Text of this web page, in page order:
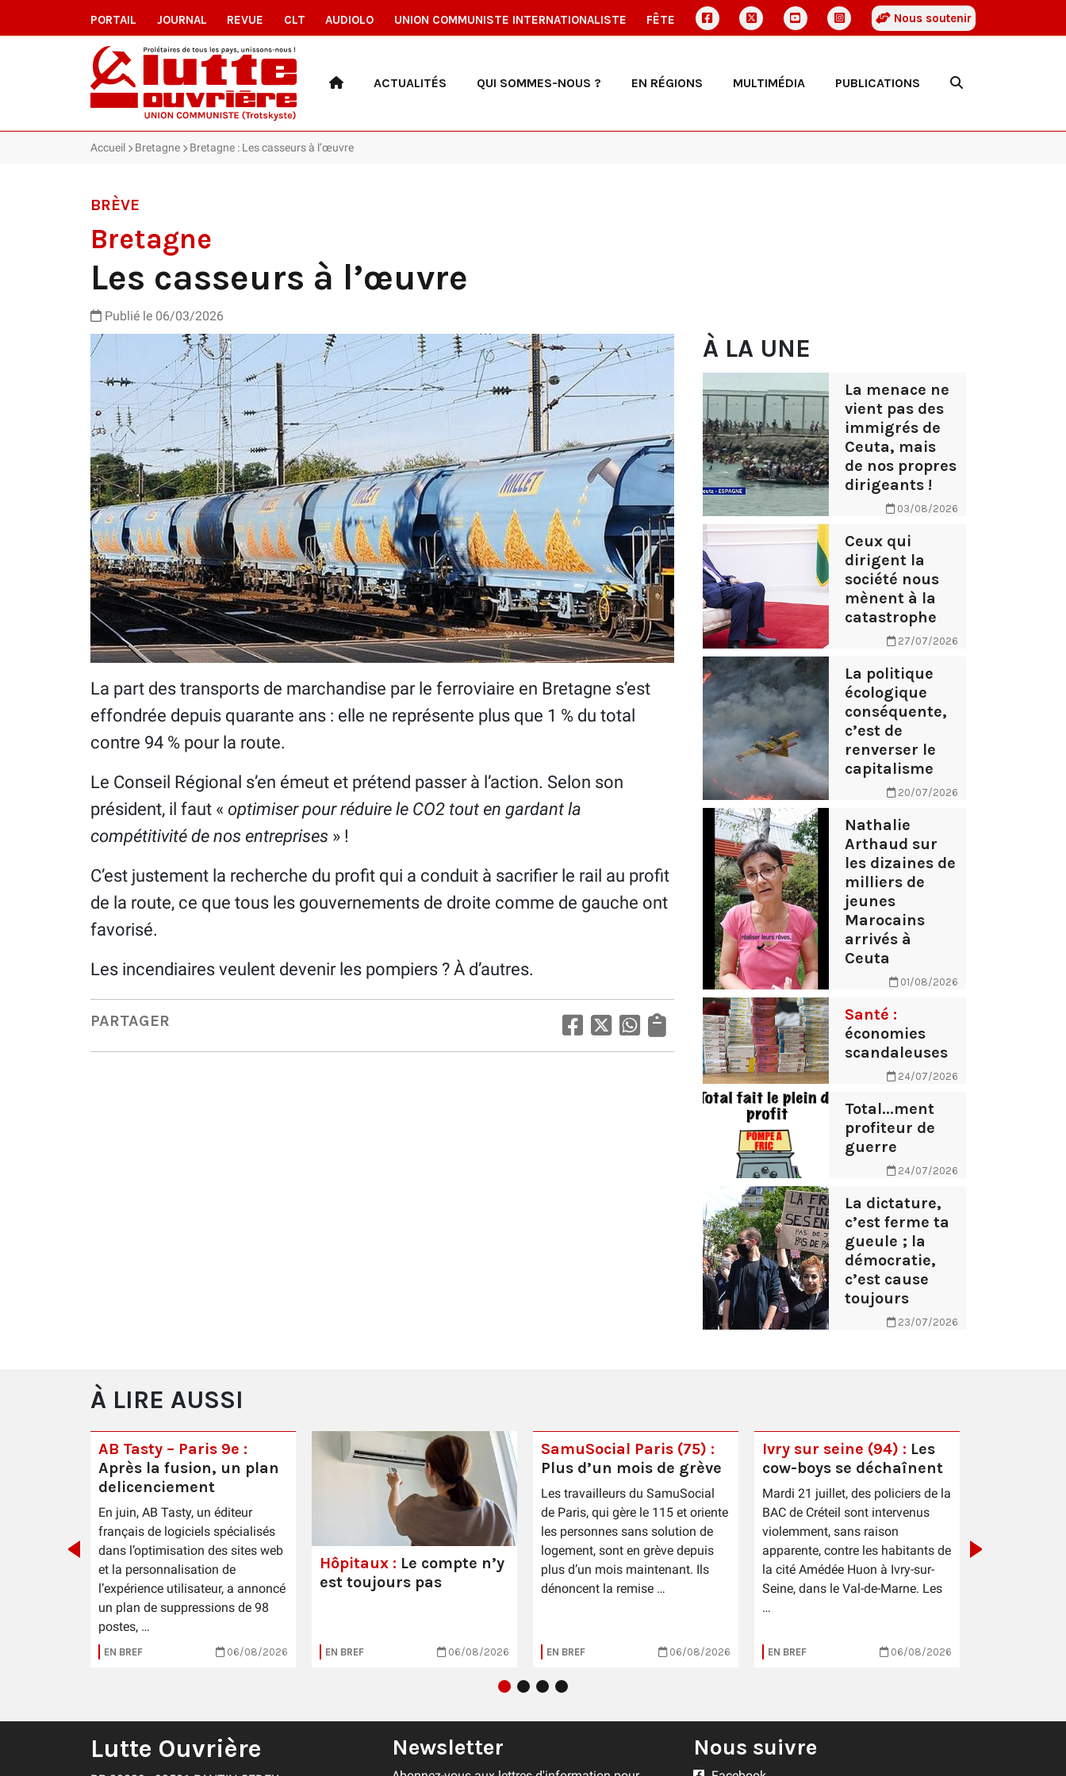
PORTAIL JOURNAL REVUE CLT AUDIOLO UNION COMMUNISTE INTERNATIONALISTE FÊTE Nous soutenir
ACTUALITÉS QUI SOMMES-NOUS ? EN RÉGIONS MULTIMÉDIA PUBLICATIONS
Accueil Bretagne Bretagne : Les casseurs à l’œuvre
BRÈVE
Bretagne
Les casseurs à l’œuvre
Publié le 06/03/2026
La part des transports de marchandise par le ferroviaire en Bretagne s’est
effondrée depuis quarante ans : elle ne représente plus que 1 % du total
contre 94 % pour la route.
Le Conseil Régional s’en émeut et prétend passer à l’action. Selon son
président, il faut « optimiser pour réduire le CO2 tout en gardant la
compétitivité de nos entreprises » !
C’est justement la recherche du profit qui a conduit à sacrifier le rail au profit
de la route, ce que tous les gouvernements de droite comme de gauche ont
favorisé.
Les incendiaires veulent devenir les pompiers ? À d’autres.
PARTAGER
À LA UNE
La menace ne
vient pas des
immigrés de
Ceuta, mais
de nos propres
dirigeants !
03/08/2026
Ceux qui
dirigent la
société nous
mènent à la
catastrophe
27/07/2026
La politique
écologique
conséquente,
c’est de
renverser le
capitalisme
20/07/2026
Nathalie
Arthaud sur
les dizaines de
milliers de
jeunes
Marocains
arrivés à
Ceuta
01/08/2026
Santé :
économies
scandaleuses
24/07/2026
Total...ment
profiteur de
guerre
24/07/2026
La dictature,
c’est ferme ta
gueule ; la
démocratie,
c’est cause
toujours
23/07/2026
À LIRE AUSSI
AB Tasty – Paris 9e :
Après la fusion, un plan
delicenciement
En juin, AB Tasty, un éditeur
français de logiciels spécialisés
dans l’optimisation des sites web
et la personnalisation de
l’expérience utilisateur, a annoncé
un plan de suppressions de 98
postes, …
EN BREF 06/08/2026
Hôpitaux : Le compte n’y
est toujours pas
EN BREF 06/08/2026
SamuSocial Paris (75) :
Plus d’un mois de grève
Les travailleurs du SamuSocial
de Paris, qui gère le 115 et oriente
les personnes sans solution de
logement, sont en grève depuis
plus d’un mois maintenant. Ils
dénoncent la remise …
EN BREF 06/08/2026
Ivry sur seine (94) : Les
cow-boys se déchaînent
Mardi 21 juillet, des policiers de la
BAC de Créteil sont intervenus
violemment, sans raison
apparente, contre les habitants de
la cité Amédée Huon à Ivry-sur-
Seine, dans le Val-de-Marne. Les
…
EN BREF 06/08/2026
Lutte Ouvrière Newsletter Nous suivre